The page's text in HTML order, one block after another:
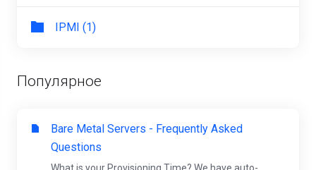
IPMI (1)
Популярное
Bare Metal Servers - Frequently Asked
Questions